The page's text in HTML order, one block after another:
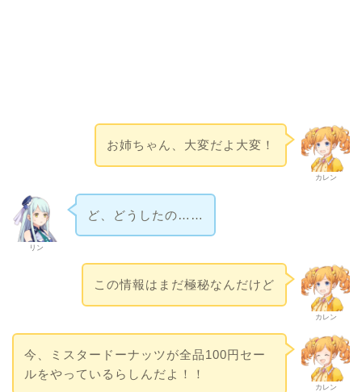
カレン
お姉ちゃん、大変だよ大変！
リン
ど、どうしたの……
カレン
この情報はまだ極秘なんだけど
カレン
今、ミスタードーナッツが全品100円セー
ルをやっているらしんだよ！！